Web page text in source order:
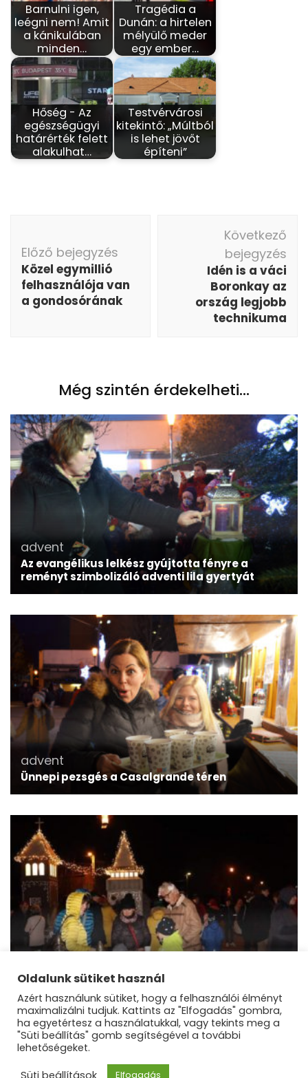
Barnulni igen,
leégni nem! Amit
a kánikulában
minden…
Tragédia a
Dunán: a hirtelen
mélyülő meder
egy ember…
Hőség - Az
egészségügyi
határérték felett
alakulhat…
Testvérvárosi
kitekintő: „Múltból
is lehet jövőt
építeni”
navigáció
Előző bejegyzés
Közel egymillió
felhasználója van
a gondosórának
Következő
bejegyzés
Idén is a váci
Boronkay az
ország legjobb
technikuma
Még szintén érdekelheti...
advent
Az evangélikus lelkész gyújtotta fényre a
reményt szimbolizáló adventi lila gyertyát
advent
Ünnepi pezsgés a Casalgrande téren
Adventi gyertyát gyújtottak Sződligeten
©Dunakanyar Régió |Blossom Mommy Blog |
Oldalunk sütiket használ
Azért használunk sütiket, hogy a felhasználói élményt
maximalizálni tudjuk. Kattints az "Elfogadás" gombra,
ha egyetértesz a használatukkal, vagy tekints meg a
"Süti beállítás" gomb segítségével a további
lehetőségeket.
Süti beállítások
Elfogadás